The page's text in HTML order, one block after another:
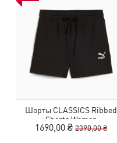
Шорты CLASSICS Ribbed
Shorts Women
1690,00 ₴2390,00 ₴